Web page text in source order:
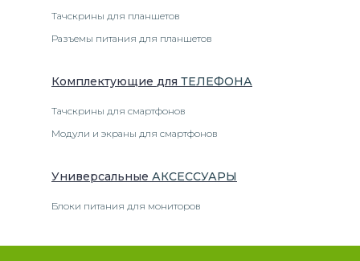
Тачскрины для планшетов
Разъемы питания для планшетов
Комплектующие для ТЕЛЕФОНА
Тачскрины для смартфонов
Модули и экраны для смартфонов
Универсальные АКСЕССУАРЫ
Блоки питания для мониторов